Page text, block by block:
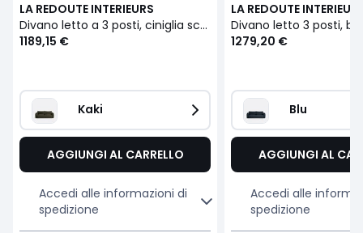
LA REDOUTE INTERIEURS
Divano letto a 3 posti, ciniglia screziata, Edith
1189,15 €
Kaki
AGGIUNGI AL CARRELLO
Accedi alle informazioni di
spedizione
LA REDOUTE
1279,20 €
Blu
AGGIUNGI AL
Accedi alle
spedizione